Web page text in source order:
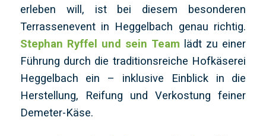
erleben will, ist bei diesem besonderen
Terrassenevent in Heggelbach genau richtig.
Stephan Ryffel und sein Team lädt zu einer
Führung durch die traditionsreiche Hofkäserei
Heggelbach ein – inklusive Einblick in die
Herstellung, Reifung und Verkostung feiner
Demeter-Käse.